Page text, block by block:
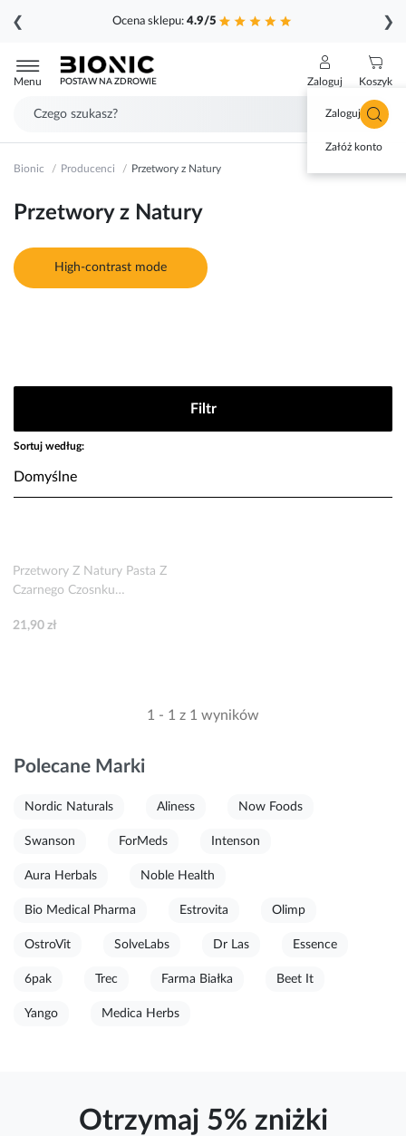
Ocena sklepu: 4.9/5
❮ ❯
do
treści
Menu POSTAW NA ZDROWIE Zaloguj
Zaloguj się
Załóż konto
Koszyk
Bionic Producenci Przetwory z Natury
Przetwory z Natury
High-contrast mode
Filtr
Sortuj według:
Przetwory Z Natury Pasta Z
Czarnego Czosnku
21,90 zł
1 - 1 z 1 wyników
Polecane Marki
Nordic Naturals Aliness Now Foods
Swanson ForMeds Intenson
Aura Herbals Noble Health
Bio Medical Pharma Estrovita Olimp
OstroVit SolveLabs Dr Las Essence
6pak Trec Farma Białka Beet It
Yango Medica Herbs
Otrzymaj 5% zniżki